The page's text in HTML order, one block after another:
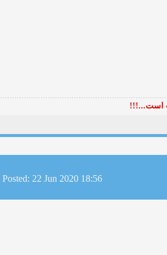
است...!!!
Posted: 22 Jun 2020 18:56